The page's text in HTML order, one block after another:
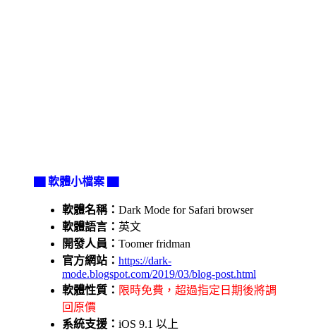
▇ 軟體小檔案 ▇
軟體名稱： Dark Mode for Safari browser
軟體語言： 英文
開發人員： Toomer fridman
官方網站： https://dark-
mode.blogspot.com/2019/03/blog-post.html
軟體性質： 限時免費，超過指定日期後將調
回原價
系統支援： iOS 9.1 以上